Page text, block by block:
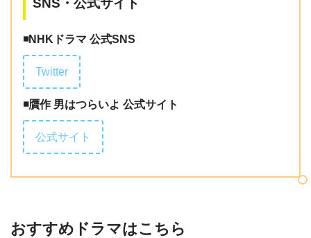
◾️NHKドラマ 公式SNS
Twitter
◾️贋作 男はつらいよ 公式サイト
公式サイト
おすすめドラマはこちら